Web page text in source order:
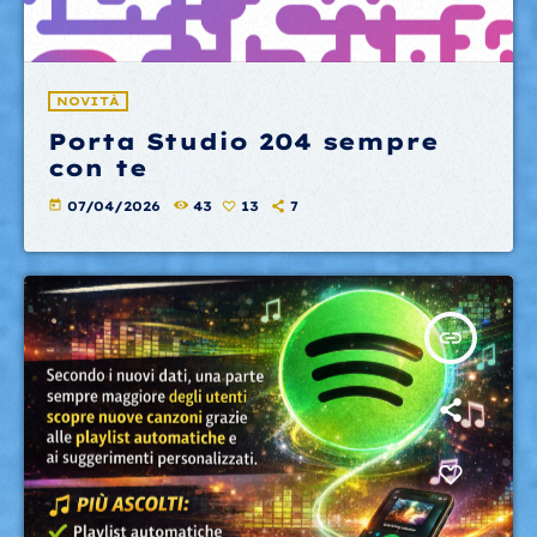
NOVITÀ
Porta Studio 204 sempre
con te
today 07/04/2026 43 13 7
insert_link